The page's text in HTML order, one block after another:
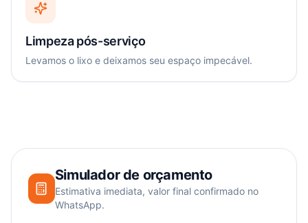
Limpeza pós-serviço
Levamos o lixo e deixamos seu espaço impecável.
Simulador de orçamento
Estimativa imediata, valor final confirmado no
WhatsApp.